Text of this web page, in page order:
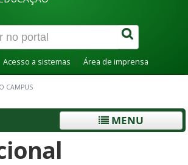
Canais
Acesso a sistemas Área de imprensa
CAMPUS
MENU